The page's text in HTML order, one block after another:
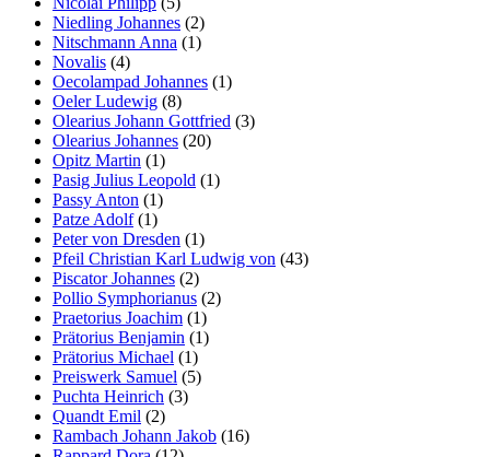
Niedling Johannes (2)
Nitschmann Anna (1)
Novalis (4)
Oecolampad Johannes (1)
Oeler Ludewig (8)
Olearius Johann Gottfried (3)
Olearius Johannes (20)
Opitz Martin (1)
Pasig Julius Leopold (1)
Passy Anton (1)
Patze Adolf(1)
Peter von Dresden (1)
Pfeil Christian Karl Ludwig von (43)
Piscator Johannes (2)
Pollio Symphorianus (2)
Praetorius Joachim (1)
Prätorius Benjamin (1)
Prätorius Michael (1)
Preiswerk Samuel (5)
Puchta Heinrich (3)
Quandt Emil (2)
Rambach Johann Jakob (16)